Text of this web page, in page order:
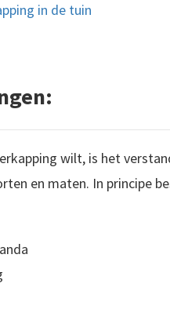
in de tuin
wilt, is het
en maten. In principe